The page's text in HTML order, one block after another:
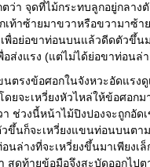
ตว่า จุดที่ไม้กระทบลูกอยู่กลาง
เท้าซ้ายมาขวาหรือขวามาซ้า
เพื่อย่อขาท่อนบนแล้วดีดตัวขึ้น
ส่งแรง (แต่ไม่ได้ย่อขาท่อนล่า
ตรงข้อศอกในจังหวะอัดแรง
ดยจะเหวี่ยงหัวไหล่ให้ข้อศอก
ช่วงนี้หน้าไม้ปิงปองจะถูกอัด
ขึ้นก็จะเหวี่ยงแขนท่อนบนตา
นล่างที่จะเหวี่ยงขึ้นมาเพียงเ
สุดท้ายข้อมือจึงสะบัดออกไป